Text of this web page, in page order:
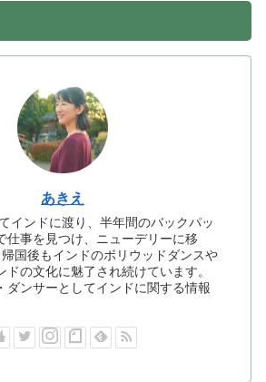
あきえ
インドに渡り、半年間のバックパッ
仕事を見つけ、ニューデリーに移
国後もインドのボリウッドダンスや
ドの文化に魅了され続けています。
ダンサーとしてインドに関する情報